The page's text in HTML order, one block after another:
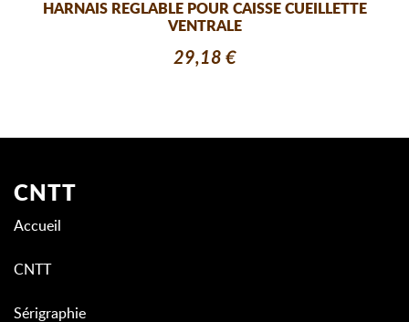
HARNAIS REGLABLE POUR CAISSE CUEILLETTE
VENTRALE
29,18 €
CNTT
Accueil
CNTT
Sérigraphie